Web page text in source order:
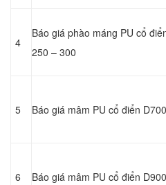
4
Báo giá phào máng PU cổ
250 – 300
5 Báo giá mâm PU cổ điển
6 Báo giá mâm PU cổ điển